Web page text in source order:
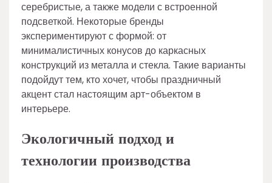
серебристые, а также модели с встроенной
подсветкой. Некоторые бренды
экспериментируют с формой: от
минималистичных конусов до каркасных
конструкций из металла и стекла. Такие варианты
подойдут тем, кто хочет, чтобы праздничный
акцент стал настоящим арт-объектом в
интерьере.
Экологичный подход и
технологии производства